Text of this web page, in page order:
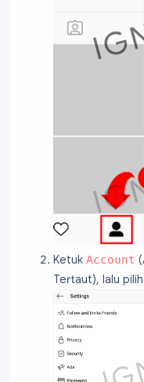
Ketuk Account
Tertaut), lalu pilih